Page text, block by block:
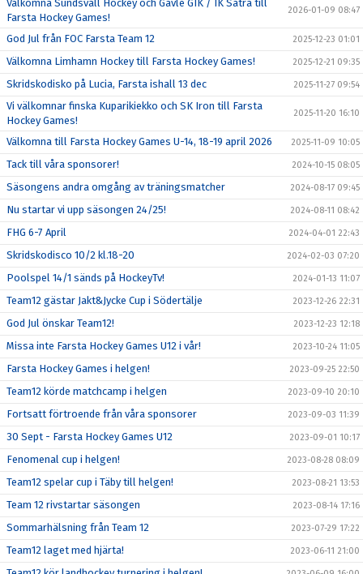
Välkomna Sundsvall Hockey och Gävle GIK / IK Sätra till
Farsta Hockey Games!
2026-01-09 08:47
God Jul från FOC Farsta Team 12 2025-12-23 01:01
Välkomna Limhamn Hockey till Farsta Hockey Games! 2025-12-21 09:35
Skridskodisko på Lucia, Farsta ishall 13 dec 2025-11-27 09:54
Vi välkomnar finska Kuparikiekko och SK Iron till Farsta
Hockey Games!
2025-11-20 16:10
Välkomna till Farsta Hockey Games U-14, 18-19 april 2026 2025-11-09 10:05
Tack till våra sponsorer! 2024-10-15 08:05
Säsongens andra omgång av träningsmatcher 2024-08-17 09:45
Nu startar vi upp säsongen 24/25! 2024-08-11 08:42
FHG 6-7 April 2024-04-01 22:43
Skridskodisco 10/2 kl.18-20 2024-02-03 07:20
Poolspel 14/1 sänds på HockeyTv! 2024-01-13 11:07
Team12 gästar Jakt&Jycke Cup i Södertälje 2023-12-26 22:31
God Jul önskar Team12! 2023-12-23 12:18
Missa inte Farsta Hockey Games U12 i vår! 2023-10-24 11:05
Farsta Hockey Games i helgen! 2023-09-25 22:50
Team12 körde matchcamp i helgen 2023-09-10 20:10
Fortsatt förtroende från våra sponsorer 2023-09-03 11:39
30 Sept - Farsta Hockey Games U12 2023-09-01 10:17
Fenomenal cup i helgen! 2023-08-28 08:09
Team12 spelar cup i Täby till helgen! 2023-08-21 13:53
Team 12 rivstartar säsongen 2023-08-14 17:16
Sommarhälsning från Team 12 2023-07-29 17:22
Team12 laget med hjärta! 2023-06-11 21:00